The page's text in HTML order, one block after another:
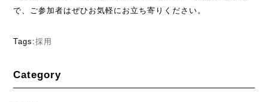
で、ご参加者はぜひお気軽にお立ち寄りください。
Tags:採用
Category